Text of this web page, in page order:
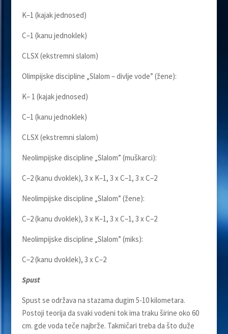
K–1 (kajak jednosed)
C–1 (kanu jednoklek)
CLSX (ekstremni slalom)
Olimpijske discipline „Slalom – divlјe vode” (žene):
K– 1 (kajak jednosed)
C–1 (kanu jednoklek)
CLSX (ekstremni slalom)
Neolimpijske discipline „Slalom” (muškarci):
C–2 (kanu dvoklek), 3 x K–1, 3 x C–1, 3 x C–2
Neolimpijske discipline „Slalom” (žene):
C–2 (kanu dvoklek), 3 x K–1, 3 x C–1, 3 x C–2
Neolimpijske discipline „Slalom” (miks):
C–2 (kanu dvoklek), 3 x C–2
Spust
Spust se održava na stazama dugim 5-10 kilometara.
Postoji teorija da svaki vodeni tok ima traku širine oko 60
cm. gde voda teče najbrže. Takmičari treba da što duže